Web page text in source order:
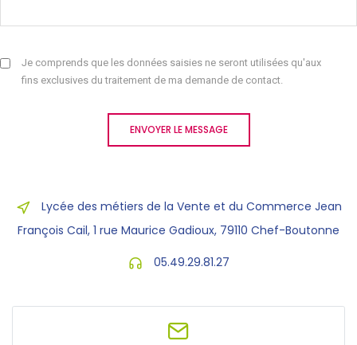
Je comprends que les données saisies ne seront utilisées qu'aux
fins exclusives du traitement de ma demande de contact.
ENVOYER LE MESSAGE
Lycée des métiers de la Vente et du Commerce Jean
François Cail, 1 rue Maurice Gadioux, 79110 Chef-Boutonne
05.49.29.81.27